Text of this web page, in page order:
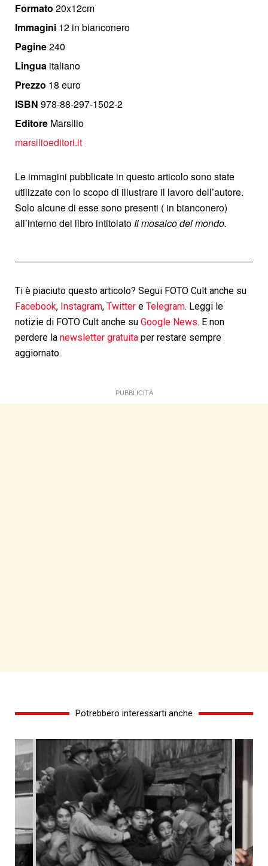
Formato 20x12cm
Immagini 12 in bianconero
Pagine240
Lingua italiano
Prezzo 18 euro
ISBN 978-88-297-1502-2
Editore Marsilio
marsilioeditori.it
Le immagini pubblicate in questo articolo sono state
utilizzate con lo scopo di illustrare il lavoro dell’autore.
Solo alcune di esse sono presenti ( in bianconero)
all’interno del libro intitolatoIl mosaico del mondo.
Ti è piaciuto questo articolo? Segui FOTO Cult anche su
Facebook, Instagram, Twitter e Telegram. Leggi le
notizie di FOTO Cult anche su Google News. E non
perdere la newsletter gratuita per restare sempre
aggiornato.
PUBBLICITÀ
Potrebbero interessarti anche